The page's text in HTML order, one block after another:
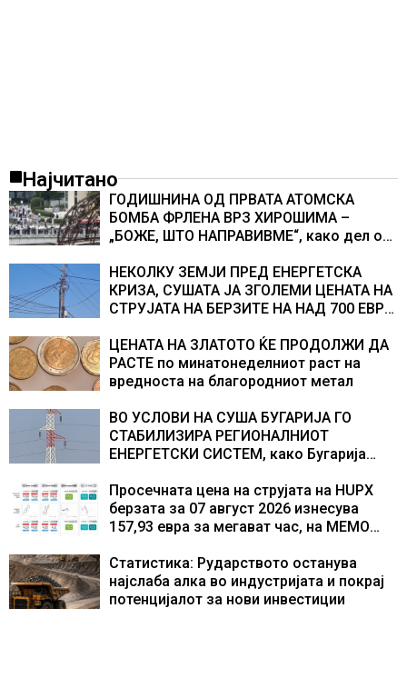
Најчитано
ГОДИШНИНА ОД ПРВАТА АТОМСКА
БОМБА ФРЛЕНА ВРЗ ХИРОШИМА –
„БОЖЕ, ШТО НАПРАВИВМЕ“, како дел од
учесниците во бомбардирањето го
доживуваа овој настан што го промени
текот на историјата
НЕКОЛКУ ЗЕМЈИ ПРЕД ЕНЕРГЕТСКА
КРИЗА, СУШАТА ЈА ЗГОЛЕМИ ЦЕНАТА НА
СТРУЈАТА НА БЕРЗИТЕ НА НАД 700 ЕВРА
ЦЕНАТА НА ЗЛАТОТО ЌЕ ПРОДОЛЖИ ДА
РАСТЕ по минатонеделниот раст на
вредноста на благородниот метал
ВО УСЛОВИ НА СУША БУГАРИЈА ГО
СТАБИЛИЗИРА РЕГИОНАЛНИОТ
ЕНЕРГЕТСКИ СИСТЕМ, како Бугарија
складирање на енергија од батерии
Просечната цена на струјата на HUPX
берзата за 07 август 2026 изнесува
157,93 евра за мегават час, на МЕМО
Статистика: Рударството останува
најслаба алка во индустријата и покрај
потенцијалот за нови инвестиции